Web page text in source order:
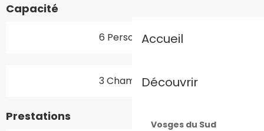
Accueil
Découvrir
Vosges du Sud
Capacité
6 Personne(s)
3 Chambre(s)
Prestations